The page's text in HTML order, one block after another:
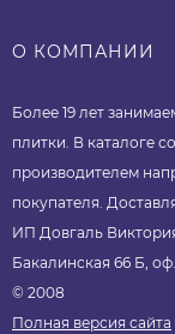
О КОМПАНИИ
Более 19 лет
плитки. В каталоге
производителем
покупателя.
ИП Довгаль
Бакалинская 66 Б,
© 2008
Полная версия сайта